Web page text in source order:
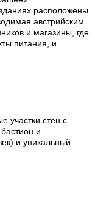
расположены
австрийским
и магазины, где
питания, и
участки стен с
и
и уникальный